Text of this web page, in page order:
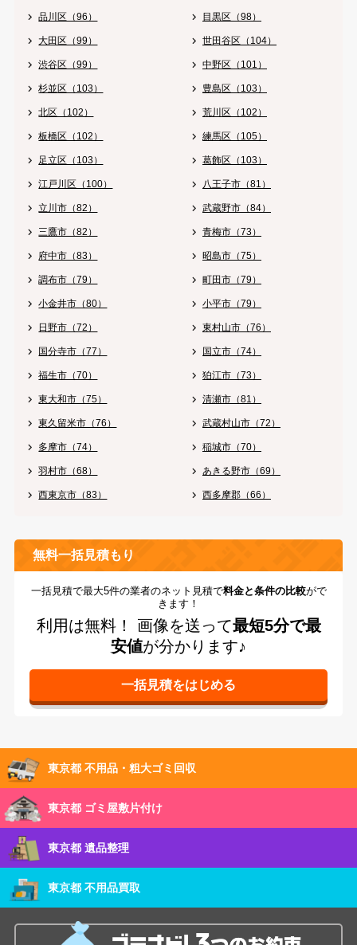
品川区（96） 目黒区（98）
大田区（99） 世田谷区（104）
渋谷区（99） 中野区（101）
杉並区（103） 豊島区（103）
北区（102） 荒川区（102）
板橋区（102） 練馬区（105）
足立区（103） 葛飾区（103）
江戸川区（100） 八王子市（81）
立川市（82） 武蔵野市（84）
三鷹市（82） 青梅市（73）
府中市（83） 昭島市（75）
調布市（79） 町田市（79）
小金井市（80） 小平市（79）
日野市（72） 東村山市（76）
国分寺市（77） 国立市（74）
福生市（70） 狛江市（73）
東大和市（75） 清瀬市（81）
東久留米市（76） 武蔵村山市（72）
多摩市（74） 稲城市（70）
羽村市（68） あきる野市（69）
西東京市（83） 西多摩郡（66）
無料一括見積もり
一括見積で最大5件の業者のネット見積で料金と条件の比較がで
きます！
利用は無料！ 画像を送って最短5分で最
安値が分かります♪
東京都 不用品・粗大ゴミ回収
東京都 ゴミ屋敷片付け
東京都 遺品整理
東京都 不用品買取